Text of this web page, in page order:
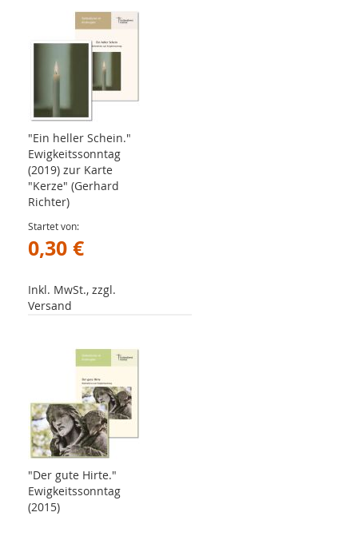
"Ein heller Schein."
Ewigkeitssonntag
(2019) zur Karte
"Kerze" (Gerhard
Richter)
Startet von
0,30 €
Inkl. MwSt., zzgl.
Versand
"Der gute Hirte."
Ewigkeitssonntag
(2015)